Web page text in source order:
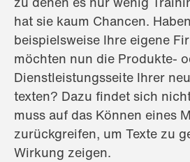
hat sie kaum Chancen.
beispielsweise Ihre eigene
möchten nun die Produkte-
Dienstleistungsseite Ihrer
texten? Dazu findet sich
muss auf das Können eines
zurückgreifen, um Texte zu
Wirkung zeigen.